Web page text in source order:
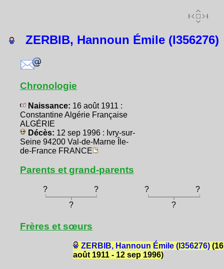
ZERBIB, Hannoun Émile (I356276)
Chronologie
Naissance: 16 août 1911 :
Constantine Algérie Française
ALGÉRIE
Décès: 12 sep 1996 : Ivry-sur-
Seine 94200 Val-de-Marne Île-
de-France FRANCE
Parents et grand-parents
? ? ?
?
?
?
Frères et sœurs
ZERBIB, Hannoun Émile (I356276)(16
août 1911 - 12 sep 1996)